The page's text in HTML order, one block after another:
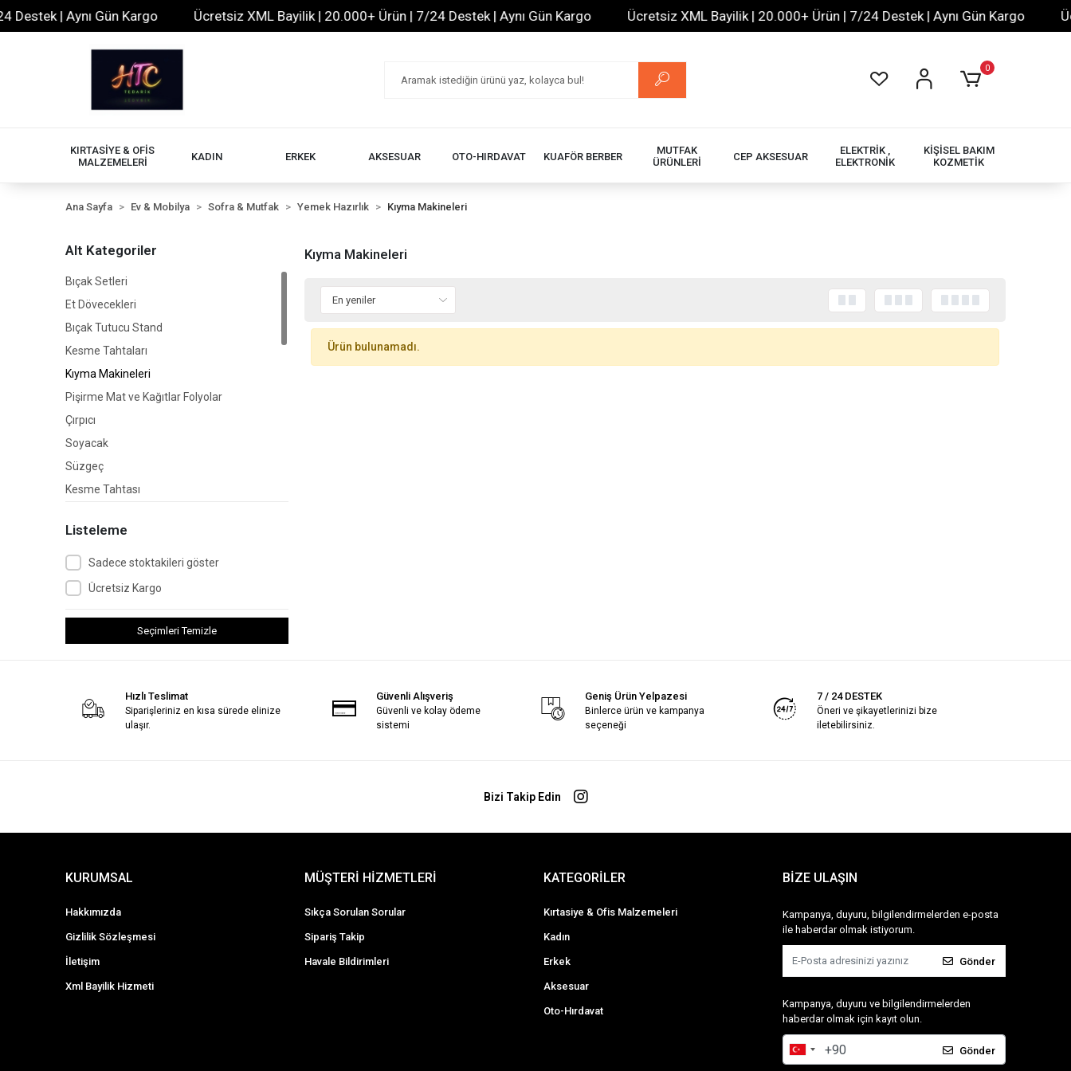
| Aynı Gün Kargo Ücretsiz XML Bayilik | 20.000+ Ürün | 7/24 Destek | Aynı Gün Kargo Ücretsiz XML Bayilik | 20.000+ Ürün | 7/24 Destek | Aynı Gün Kargo
0
KIRTASİYE & OFİS
MALZEMELERİ
KADIN ERKEK AKSESUAR OTO-HIRDAVAT KUAFÖR BERBER
MUTFAK
ÜRÜNLERİ
CEP AKSESUAR
ELEKTRİK ,
ELEKTRONİK
KİŞİSEL BAKIM
KOZMETİK
Ana Sayfa Ev & Mobilya Sofra & Mutfak Yemek Hazırlık Kıyma Makineleri
Alt Kategoriler
Bıçak Setleri
Et Dövecekleri
Bıçak Tutucu Stand
Kesme Tahtaları
Kıyma Makineleri
Pişirme Mat ve Kağıtlar Folyolar
Çırpıcı
Soyacak
Süzgeç
Kesme Tahtası
Ceviz ve Fındık Kıracağı
Sarımsak Ezici
Limon Sıkacağı
Rende
Tirbuşon
Bıçak Tutucu Stand
Havan
Shaker & Kokteyl Seti
Listeleme
Sadece stoktakileri göster
Ücretsiz Kargo
Seçimleri Temizle
Kıyma Makineleri
Ürün bulunamadı.
Hızlı Teslimat
Siparişleriniz en kısa sürede elinize
ulaşır.
Güvenli Alışveriş
Güvenli ve kolay ödeme
sistemi
Geniş Ürün Yelpazesi
Binlerce ürün ve kampanya
seçeneği
7 / 24 DESTEK
Öneri ve şikayetlerinizi bize
iletebilirsiniz.
Bizi Takip Edin
KURUMSAL
Hakkımızda
Gizlilik Sözleşmesi
İletişim
Xml Bayilik Hizmeti
MÜŞTERİ HİZMETLERİ
Sıkça Sorulan Sorular
Sipariş Takip
Havale Bildirimleri
KATEGORİLER
Kırtasiye & Ofis Malzemeleri
Kadın
Erkek
Aksesuar
Oto-Hırdavat
BİZE ULAŞIN
Kampanya, duyuru, bilgilendirmelerden e-posta
ile haberdar olmak istiyorum.
Gönder
Kampanya, duyuru ve bilgilendirmelerden
haberdar olmak için kayıt olun.
Gönder